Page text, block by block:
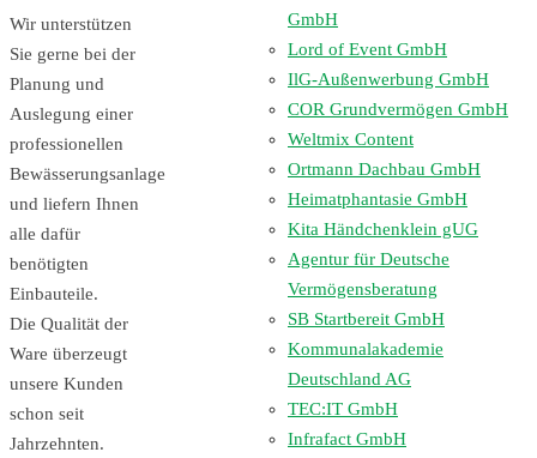
Wir unterstützen
Sie gerne bei der
Planung und
Auslegung einer
professionellen
Bewässerungsanlage
und liefern Ihnen
alle dafür
benötigten
Einbauteile.
Die Qualität der
Ware überzeugt
unsere Kunden
schon seit
Jahrzehnten.
GmbH
Lord of Event GmbH
IlG-Außenwerbung GmbH
COR Grundvermögen GmbH
Weltmix Content
Ortmann Dachbau GmbH
Heimatphantasie GmbH
Kita Händchenklein gUG
Agentur für Deutsche
Vermögensberatung
SB Startbereit GmbH
Kommunalakademie
Deutschland AG
TEC:IT GmbH
Infrafact GmbH